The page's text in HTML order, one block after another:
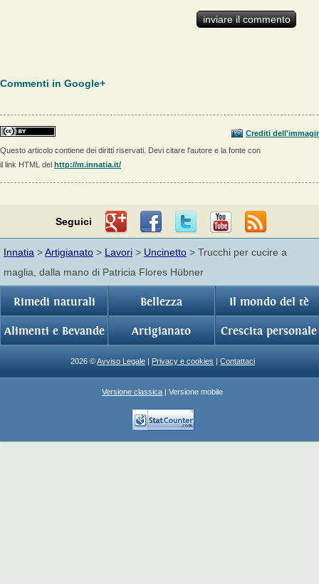
Commenti in Google+
Crediti
Questo articolo contiene dei diritti riservati. Devi citare l'autore e la fonte con
il link HTML del http://m.innatia.it/
Seguici
Innatia >Artigianato > Lavori > Uncinetto > Trucchi per cucire a
maglia, dalla mano di Patricia Flores Hübner
Rimedi naturali Bellezza Il mondo del tè
Alimenti e Bevande Artigianato Crescita personale
2026 ©Avviso Legale Privacy e cookies Contattaci
Versione classica | Versione mobile